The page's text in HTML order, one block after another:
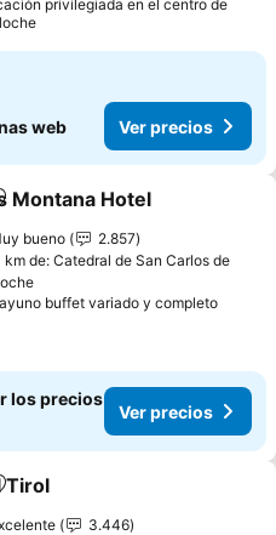
privilegiada en el centro de
web Ver precios
a favoritos
Montana Hotel
bueno
2.857
km de: Catedral de San Carlos de
buffet variado y completoVer
los precios
Ver precios
a favoritos
Tirol
3.446